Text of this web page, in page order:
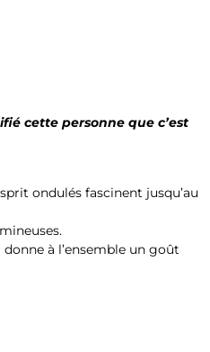
cette personne que c’est
ondulés fascinent jusqu’au
à l’ensemble un goût